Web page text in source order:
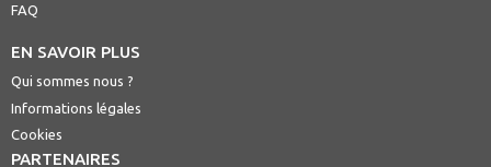
FAQ
EN SAVOIR PLUS
Qui sommes nous ?
Informations légales
Cookies
PARTENAIRES